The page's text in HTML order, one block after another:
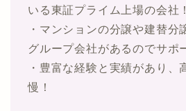
いる東証プライム上場の会社！
・マンションの分譲や建替分
グループ会社があるのでサポ
・豊富な経験と実績があり、
慢！